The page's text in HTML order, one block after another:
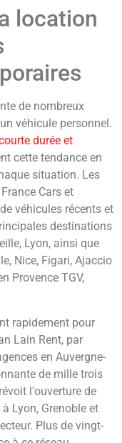
location
de nombreux
véhicule personnel.
durée et
cette tendance en
situation. Les
Cars et
véhicules récents et
destinations
Lyon, ainsi que
Nice, Figari, Ajaccio
Provence TGV,
rapidement pour
Lain Rent, par
en Auvergne-
de mille trois
l'ouverture de
Lyon, Grenoble et
Plus de vingt-